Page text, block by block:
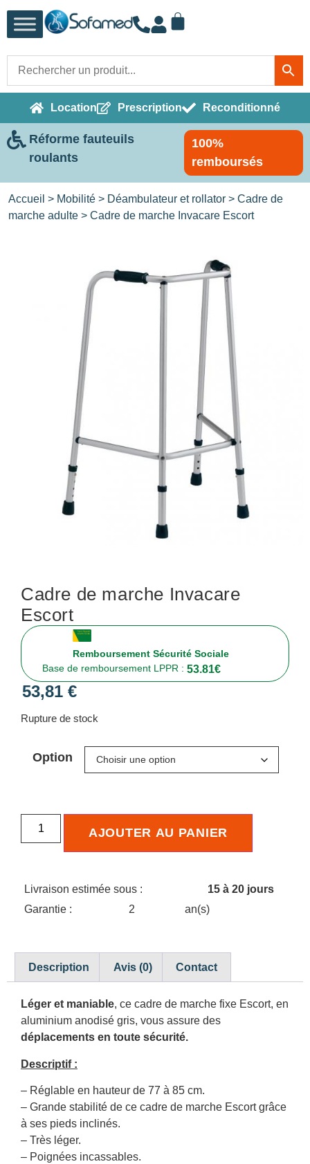
Location Prescription Reconditionné
Réforme fauteuils
roulants
100%
remboursés
Accueil > Mobilité > Déambulateur et rollator > Cadre de
marche adulte > Cadre de marche Invacare Escort
Cadre de marche Invacare
Escort
Remboursement Sécurité Sociale
Base de remboursement LPPR : 53.81€
53,81 €
Rupture de stock
Option
AJOUTER AU PANIER
Livraison estimée sous :
15 à 20 jours
Garantie :
2 an(s)
Description Avis (0) Contact
Léger et maniable, ce cadre de marche fixe Escort, en
aluminium anodisé gris, vous assure des
déplacements en toute sécurité.
Descriptif :
– Réglable en hauteur de 77 à 85 cm.
– Grande stabilité de ce cadre de marche Escort grâce
à ses pieds inclinés.
– Très léger.
– Poignées incassables.